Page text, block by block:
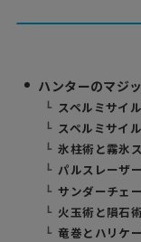
ハンターのマジ
スペルミサイ
スペルミサイ
氷柱術と霧氷
パルスレーザ
サンダーチェ
火玉術と隕石術
竜巻とハリケ